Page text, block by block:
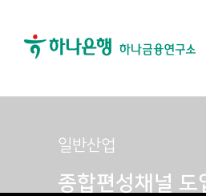
일반산업
종합편성채널